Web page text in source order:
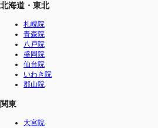
北海道・東北
札幌院
青森院
八戸院
盛岡院
仙台院
いわき院
郡山院
関東
大宮院